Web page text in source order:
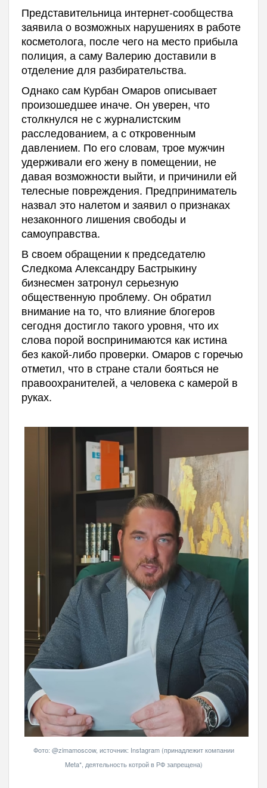
Представительница интернет-сообщества
заявила о возможных нарушениях в работе
косметолога, после чего на место прибыла
полиция, а саму Валерию доставили в
отделение для разбирательства.
Однако сам Курбан Омаров описывает
произошедшее иначе. Он уверен, что
столкнулся не с журналистским
расследованием, а с откровенным
давлением. По его словам, трое мужчин
удерживали его жену в помещении, не
давая возможности выйти, и причинили ей
телесные повреждения. Предприниматель
назвал это налетом и заявил о признаках
незаконного лишения свободы и
самоуправства.
В своем обращении к председателю
Следкома Александру Бастрыкину
бизнесмен затронул серьезную
общественную проблему. Он обратил
внимание на то, что влияние блогеров
сегодня достигло такого уровня, что их
слова порой воспринимаются как истина
без какой-либо проверки. Омаров с горечью
отметил, что в стране стали бояться не
правоохранителей, а человека с камерой в
руках.
Фото: @zimamoscow, источник: Instagram (принадлежит компании
Meta*, деятельность котрой в РФ запрещена)